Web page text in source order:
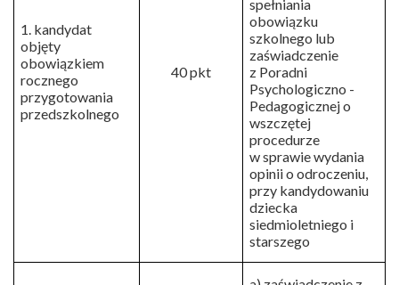
1. kandydat
objęty
obowiązkiem
rocznego
przygotowania
przedszkolnego
40 pkt
spełniania
obowiązku
szkolnego lub
zaświadczenie
z Poradni
Psychologiczno -
Pedagogicznej o
wszczętej
procedurze
w sprawie wydania
opinii o odroczeniu,
przy kandydowaniu
dziecka
siedmioletniego i
starszego